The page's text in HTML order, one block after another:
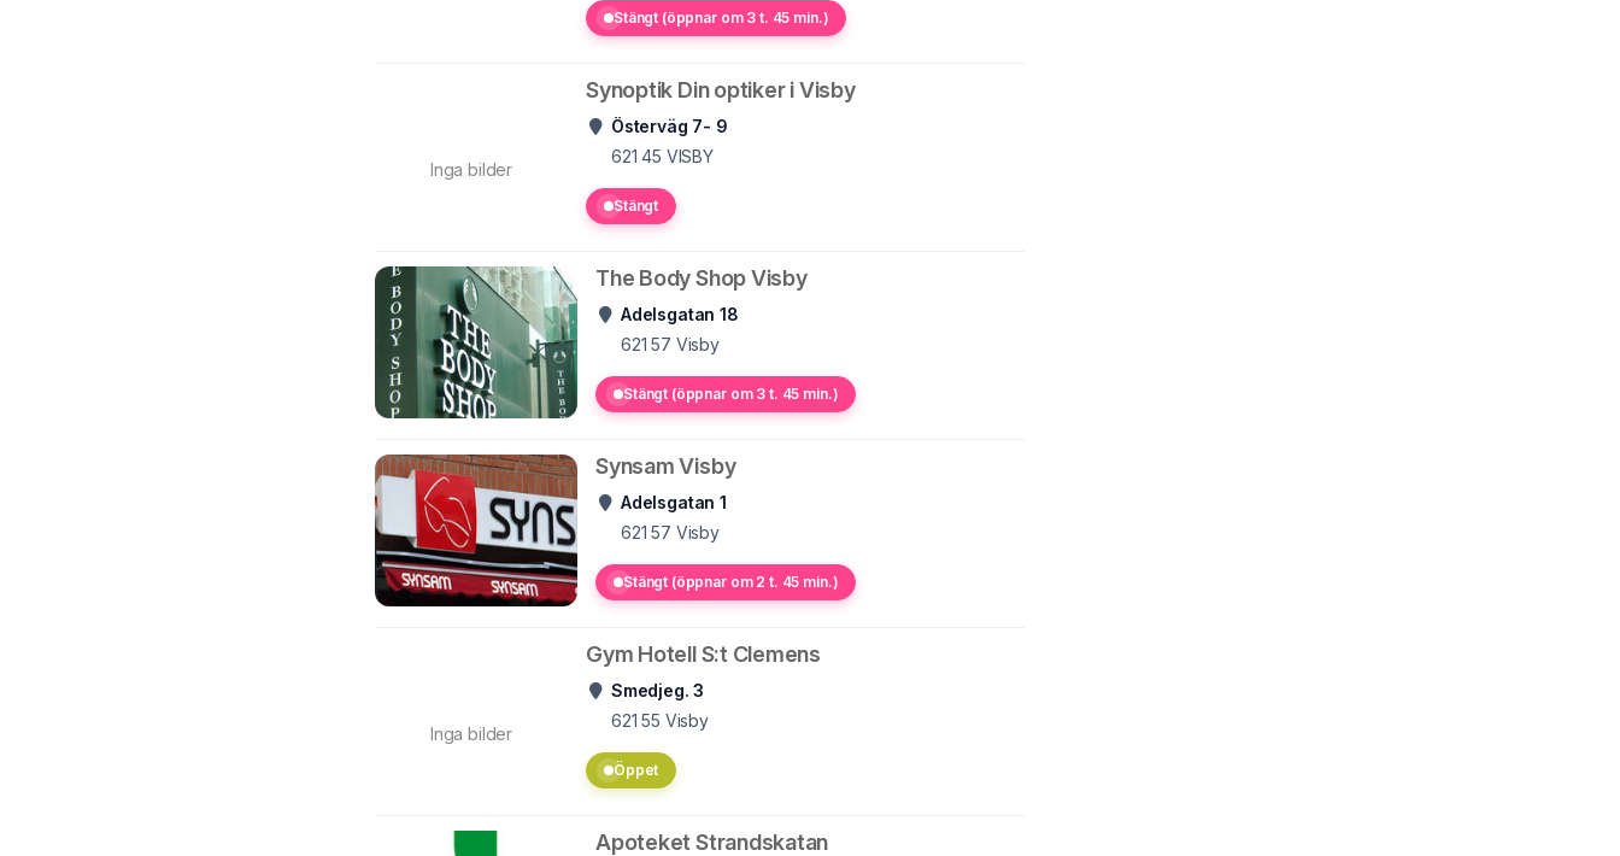
Stängt (öppnar om 3 t. 45 min.)
Inga bilder
Synoptik Din optiker i Visby
Österväg 7- 9
621 45 VISBY
Stängt
The Body Shop Visby
Adelsgatan 18
621 57 Visby
Stängt (öppnar om 3 t. 45 min.)
Synsam Visby
Adelsgatan 1
621 57 Visby
Stängt (öppnar om 2 t. 45 min.)
Inga bilder
Gym Hotell S:t Clemens
Smedjeg. 3
621 55 Visby
Öppet
Apoteket Strandskatan